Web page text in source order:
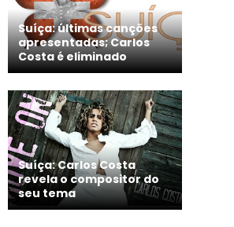
Suíça: últimas canções
apresentadas; Carlos
Costa é eliminado
Suíça: Carlos Costa
revela o compositor do
seu tema